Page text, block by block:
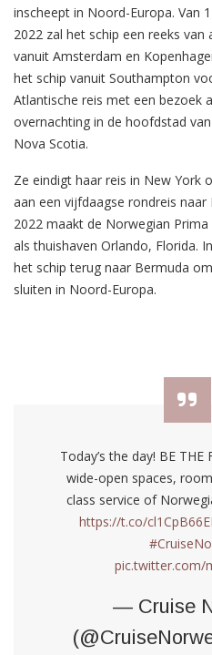
inscheept in Noord-Europa. Van
2022 zal het schip een reeks van
vanuit Amsterdam en
het schip vanuit Southampton
Atlantische reis met een bezoek
overnachting in de hoofdstad
Nova Scotia.
Ze eindigt haar reis in New York
aan een vijfdaagse rondreis
2022 maakt de Norwegian
als thuishaven Orlando, Florida.
het schip terug naar Bermuda
sluiten in Noord-Europa.
Today’s the day! BE
wide-open spaces,
class service of
https://t.co/
pic.twitter.com/
— Cruise